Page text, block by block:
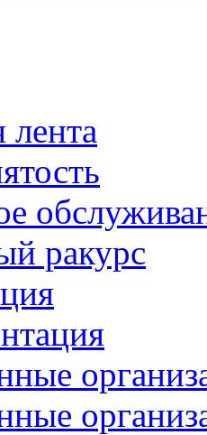
лента
ракурс